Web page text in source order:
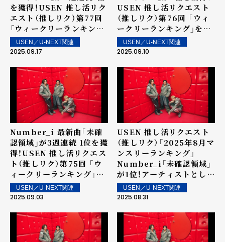
を獲得！USEN 推し活リク
エスト（推しリク）第77回
「ウィークリーランキン
グ」を発表！～ 上位ランク
イン楽曲は街中・店内で配
USEN／U-NEXT関連
2025.09.17
USEN 推し活リクエスト
（推しリク）第76回 「ウィ
ークリーランキング」を発
表！～ 上位ランクイン楽曲
は街中・店内で配信！
USEN／U-NEXT関連
2025.09.10
Number_i 最新曲「未確
認領域」が3週連続 1位を獲
得！USEN 推し活リクエス
ト（推しリク）第75回 「ウ
ィークリーランキング」を
発表！～ 上位ランクイン楽
曲は街中・店内で配信！
USEN／U-NEXT関連
2025.09.03
USEN 推し活リクエスト
（推しリク）「2025年8月マ
ンスリーランキング」
Number_i「未確認領域」
が1位！アーティストとして
は9か月連続の1位を記録！
USEN／U-NEXT関連
2025.08.31